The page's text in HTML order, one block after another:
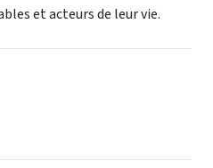
et acteurs de leur vie.